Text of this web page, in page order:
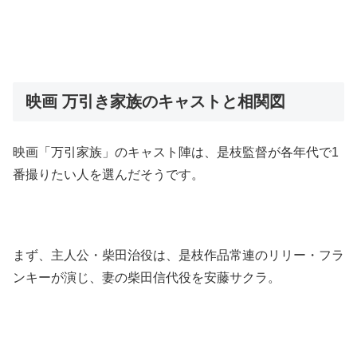
映画 万引き家族のキャストと相関図
映画「万引家族」のキャスト陣は、是枝監督が各年代で1
番撮りたい人を選んだそうです。
まず、主人公・柴田治役は、是枝作品常連のリリー・フラ
ンキーが演じ、妻の柴田信代役を安藤サクラ。